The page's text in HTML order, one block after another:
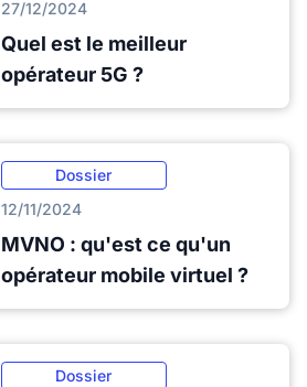
27/12/2024
Quel est le meilleur
opérateur 5G ?
Dossier
12/11/2024
MVNO : qu'est ce qu'un
opérateur mobile virtuel ?
Dossier